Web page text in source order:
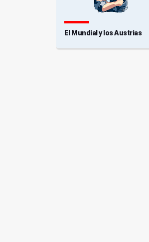
El Mundial y los Austrias